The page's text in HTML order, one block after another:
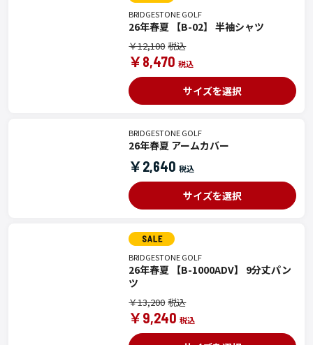
BRIDGESTONE GOLF
26年春夏 【B-02】 半袖シャツ
￥12,100
￥8,470
サイズを選択
BRIDGESTONE GOLF
26年春夏 アームカバー
￥2,640
サイズを選択
BRIDGESTONE GOLF
26年春夏 【B-1000ADV】 9分丈パン
ツ
￥13,200
￥9,240